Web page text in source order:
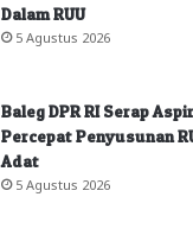
Dalam RUU
5 Agustus 2026
Baleg DPR RI Serap
Percepat Penyusunan
Adat
5 Agustus 2026